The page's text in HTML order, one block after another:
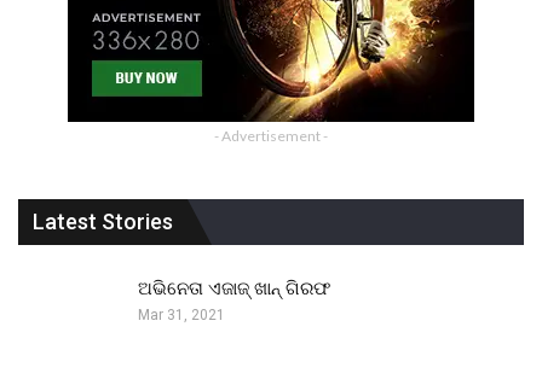
- Advertisement -
Latest Stories
ଅଭିନେତା ଏଜାଜ୍ ଖାନ୍ ଗିରଫ
Mar 31, 2021